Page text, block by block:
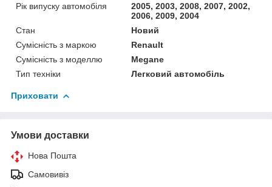
Рік випуску автомобіля
2005, 2003, 2008, 2007, 2002,
2006, 2009, 2004
Стан
Новий
Сумісність з маркою
Renault
Сумісність з моделлю
Megane
Тип техніки
Легковий автомобіль
Приховати
Умови доставки
Нова Пошта
Самовивіз